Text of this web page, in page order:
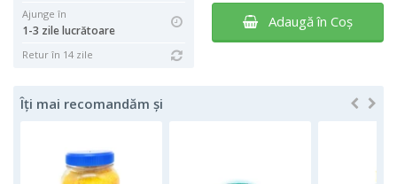
Ajunge în
1-3 zile lucrătoare
Retur în 14 zile
Adaugă în Coş
Îți mai recomandăm și